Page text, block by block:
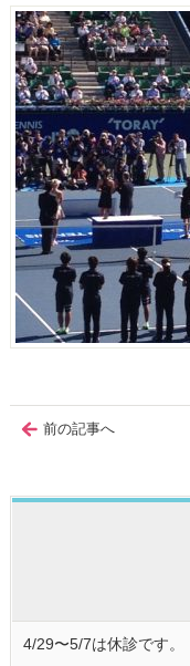
前の記事へ
4/29〜5/7は休診です。